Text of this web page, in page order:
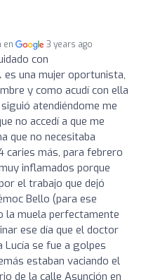
en 3 years ago
con
una mujer oportunista,
y como acudí con ella
atendiéndome me
no accedí a que me
que no necesitaba
caries más, para febrero
inflamados porque
el trabajo que dejó
Bello (para ese
la muela perfectamente
ese día que el doctor
Lucía se fue a golpes
estaban vaciando el
de la calle Asunción en